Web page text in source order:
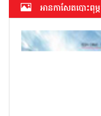
អាន​កាសែត​បោះពុម្ភ